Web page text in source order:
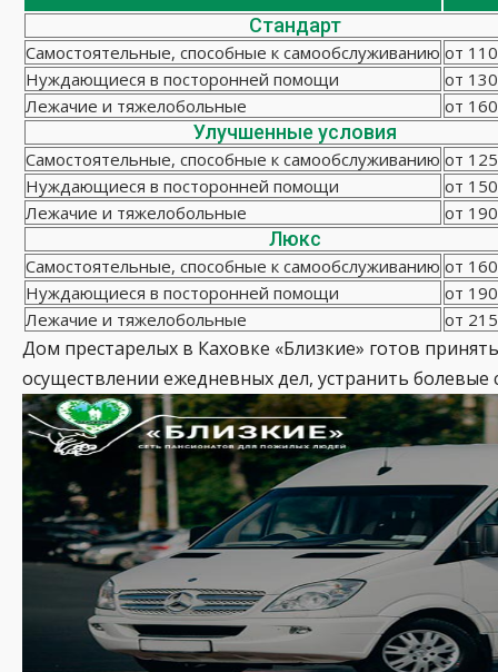
Стандарт
Самостоятельные, способные к самообслуживанию от
Нуждающиеся в посторонней помощи
от
Лежачие и тяжелобольные
от
Улучшенные условия
Самостоятельные, способные к самообслуживанию от
Нуждающиеся в посторонней помощи
от
Лежачие и тяжелобольные
от
Люкс
Самостоятельные, способные к самообслуживанию от
Нуждающиеся в посторонней помощи
от
Лежачие и тяжелобольные
от
Дом престарелых в Каховке «Близкие» готов
осуществлении ежедневных дел, устранить